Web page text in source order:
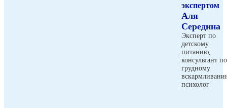
экспертом
Аля
Середина
Эксперт по
детскому
питанию,
консультант по
грудному
психолог